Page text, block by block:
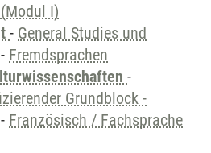
I)
- General Studies und
- Fremdsprachen
-
Grundblock -
- Französisch / Fachsprache